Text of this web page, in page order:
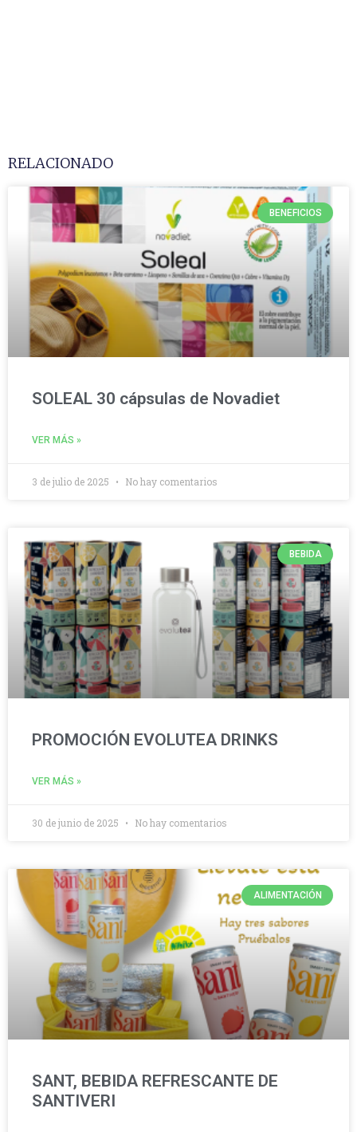
RELACIONADO
BENEFICIOS
SOLEAL 30 cápsulas de Novadiet
VER MÁS »
3 de julio de 2025 No hay comentarios
BEBIDA
PROMOCIÓN EVOLUTEA DRINKS
VER MÁS »
30 de junio de 2025 No hay comentarios
ALIMENTACIÓN
SANT, BEBIDA REFRESCANTE DE
SANTIVERI